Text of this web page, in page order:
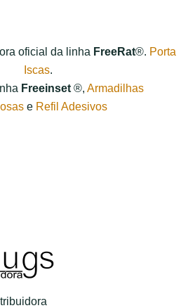
oficial da linha FreeRat®. Porta
Iscas.
Freeinset®, Armadilhas
e Refil Adesivos